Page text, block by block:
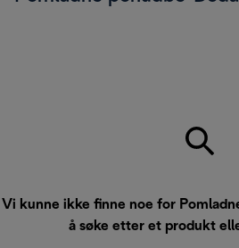
Vi kunne ikke finne noe for
å søke etter et produkt